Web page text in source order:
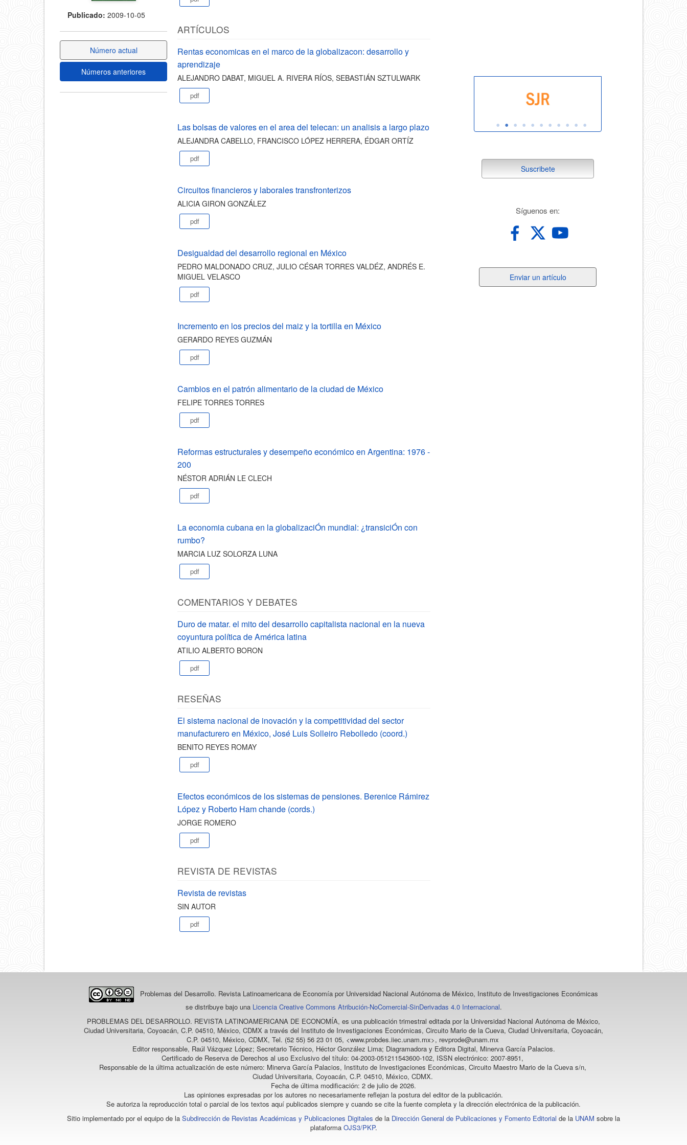
Publicado: 2009-10-05
Número actual
Números anteriores
ARTÍCULOS
Rentas economicas en el marco de la globalizacon: desarrollo y
aprendizaje
ALEJANDRO DABAT, MIGUEL A. RIVERA RÍOS, SEBASTIÁN SZTULWARK
pdf
Las bolsas de valores en el area del telecan: un analisis a largo plazo
ALEJANDRA CABELLO, FRANCISCO LÓPEZ HERRERA, ÉDGAR ORTÍZ
pdf
Circuitos financieros y laborales transfronterizos
ALICIA GIRON GONZÁLEZ
pdf
Desigualdad del desarrollo regional en México
PEDRO MALDONADO CRUZ, JULIO CÉSAR TORRES VALDÉZ, ANDRÉS E.
MIGUEL VELASCO
pdf
Incremento en los precios del maiz y la tortilla en México
GERARDO REYES GUZMÁN
pdf
Cambios en el patrón alimentario de la ciudad de México
FELIPE TORRES TORRES
pdf
Reformas estructurales y desempeño económico en Argentina: 1976 -
200
NÉSTOR ADRIÁN LE CLECH
pdf
La economia cubana en la globalizaciÓn mundial: ¿transiciÓn con
rumbo?
MARCIA LUZ SOLORZA LUNA
pdf
COMENTARIOS Y DEBATES
Duro de matar. el mito del desarrollo capitalista nacional en la nueva
coyuntura política de América latina
ATILIO ALBERTO BORON
pdf
RESEÑAS
El sistema nacional de inovación y la competitividad del sector
manufacturero en México, José Luis Solleiro Rebolledo (coord.)
BENITO REYES ROMAY
pdf
Efectos económicos de los sistemas de pensiones. Berenice Rámirez
López y Roberto Ham chande (cords.)
JORGE ROMERO
pdf
REVISTA DE REVISTAS
Revista de revistas
SIN AUTOR
pdf
suscribete
Suscribete
Síguenos en:
un
Enviar un artículo
Problemas del Desarrollo. Revista Latinoamericana de Economía por Universidad Nacional Autónoma de México, Instituto de Investigaciones Económicas
se distribuye bajo una Licencia Creative Commons Atribución-NoComercial-SinDerivadas 4.0 Internacional.
PROBLEMAS DEL DESARROLLO. REVISTA LATINOAMERICANA DE ECONOMÍA, es una publicación trimestral editada por la Universidad Nacional Autónoma de México,
Ciudad Universitaria, Coyoacán, C.P. 04510, México, CDMX a través del Instituto de Investigaciones Económicas, Circuito Mario de la Cueva, Ciudad Universitaria, Coyoacán,
C.P. 04510, México, CDMX, Tel. (52 55) 56 23 01 05, <www.probdes.iiec.unam.mx>, revprode@unam.mx
Editor responsable, Raúl Vázquez López; Secretario Técnico, Héctor González Lima; Diagramadora y Editora Digital, Minerva García Palacios.
Certificado de Reserva de Derechos al uso Exclusivo del título: 04-2003-051211543600-102, ISSN electrónico: 2007-8951,
Responsable de la última actualización de este número: Minerva García Palacios, Instituto de Investigaciones Económicas, Circuito Maestro Mario de la Cueva s/n,
Ciudad Universitaria, Coyoacán, C.P. 04510, México, CDMX.
Fecha de última modificación: 2 de julio de 2026.
Las opiniones expresadas por los autores no necesariamente reflejan la postura del editor de la publicación.
Se autoriza la reproducción total o parcial de los textos aquí publicados siempre y cuando se cite la fuente completa y la dirección electrónica de la publicación.
Sitio implementado por el equipo de la Subdirección de Revistas Académicas y Publicaciones Digitales de la Dirección General de Publicaciones y Fomento Editorial de la UNAM sobre la
plataforma OJS3/PKP.